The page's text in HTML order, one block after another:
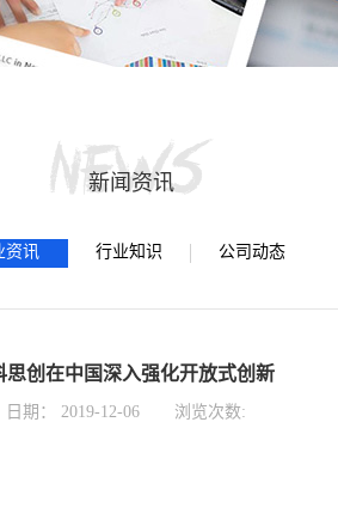
新闻资讯
资讯 行业知识 公司动态
思创在中国深入强化开放式创新
日期： 2019-12-06 浏览次数: